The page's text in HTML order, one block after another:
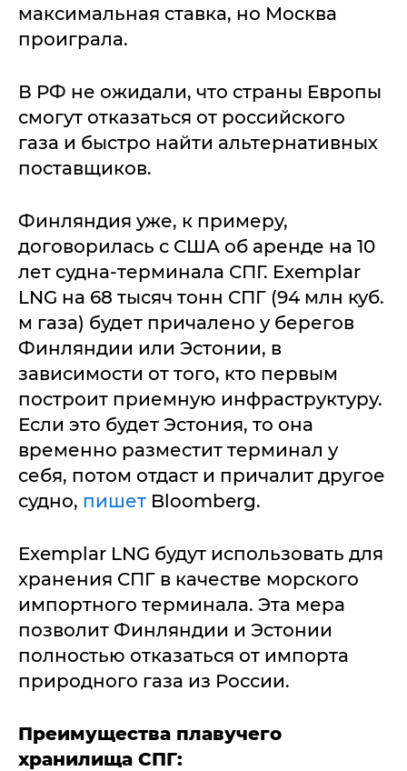
максимальная ставка, но Москва
проиграла.
В РФ не ожидали, что страны Европы
смогут отказаться от российского
газа и быстро найти альтернативных
поставщиков.
Финляндия уже, к примеру,
договорилась с США об аренде на 10
лет судна-терминала СПГ. Exemplar
LNG на 68 тысяч тонн СПГ (94 млн куб.
м газа) будет причалено у берегов
Финляндии или Эстонии, в
зависимости от того, кто первым
построит приемную инфраструктуру.
Если это будет Эстония, то она
временно разместит терминал у
себя, потом отдаст и причалит другое
судно, пишет Bloomberg.
Exemplar LNG будут использовать для
хранения СПГ в качестве морского
импортного терминала. Эта мера
позволит Финляндии и Эстонии
полностью отказаться от импорта
природного газа из России.
Преимущества плавучего
хранилища СПГ: